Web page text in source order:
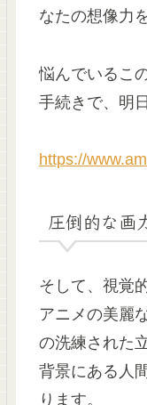
なたの想像力
悩んでいるこ
手続きで、明
https://
圧倒的な画
そして、視覚
アニメの美麗
の洗練された
背景にある人
ります。